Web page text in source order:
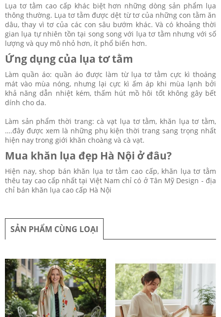
Lụa tơ tằm cao cấp khác biệt hơn những dòng sản phẩm lụa
thông thường. Lụa tơ tằm được dệt từ tơ của những con tằm ăn
dâu, thay vì tơ của các con sâu bướm khác. Và có khoảng thời
gian lụa tự nhiên tồn tại song song với lụa tơ tằm nhưng với số
lượng và quy mô nhỏ hơn, ít phổ biến hơn.
Ứng dụng của lụa tơ tằm
Làm quần áo: quần áo được làm từ lụa tơ tằm cực kì thoáng
mát vào mùa nóng, nhưng lại cực kì ấm áp khi mùa lạnh bởi
khả năng dẫn nhiệt kém, thấm hút mồ hôi tốt không gây bết
dính cho da.
Làm sản phẩm thời trang: cà vạt lụa tơ tằm, khăn lụa tơ tằm,
….đây được xem là những phụ kiện thời trang sang trọng nhất
hiện nay trong giới khăn choàng và cà vạt.
Mua khăn lụa đẹp Hà Nội ở đâu?
Hiện nay, shop bán khăn lụa tơ tằm cao cấp, khăn lụa tơ tằm
thêu tay cao cấp nhất tại Việt Nam chỉ có ở Tân Mỹ Design - địa
chỉ bán khăn lụa cao cấp Hà Nội
SẢN PHẨM CÙNG LOẠI